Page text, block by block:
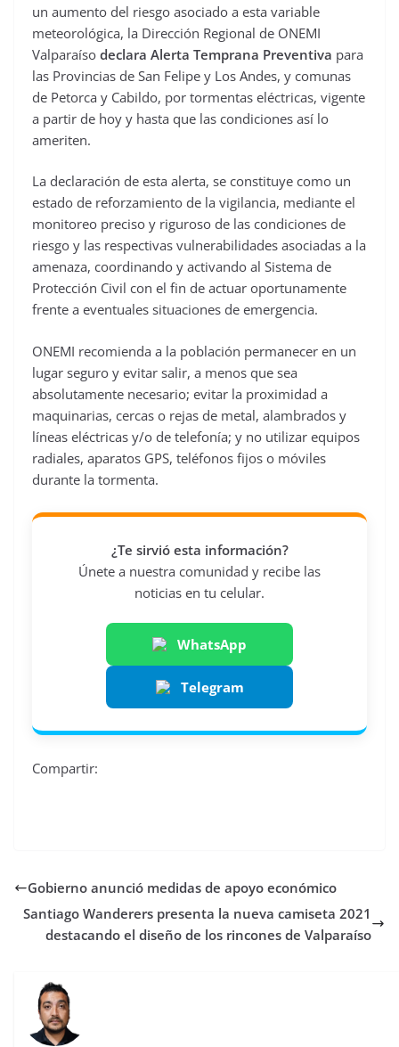
un aumento del riesgo asociado a esta variable
meteorológica, la Dirección Regional de ONEMI
Valparaíso declara Alerta Temprana Preventiva para
las Provincias de San Felipe y Los Andes, y comunas
de Petorca y Cabildo, por tormentas eléctricas, vigente
a partir de hoy y hasta que las condiciones así lo
ameriten.
La declaración de esta alerta, se constituye como un
estado de reforzamiento de la vigilancia, mediante el
monitoreo preciso y riguroso de las condiciones de
riesgo y las respectivas vulnerabilidades asociadas a la
amenaza, coordinando y activando al Sistema de
Protección Civil con el fin de actuar oportunamente
frente a eventuales situaciones de emergencia.
ONEMI recomienda a la población permanecer en un
lugar seguro y evitar salir, a menos que sea
absolutamente necesario; evitar la proximidad a
maquinarias, cercas o rejas de metal, alambrados y
líneas eléctricas y/o de telefonía; y no utilizar equipos
radiales, aparatos GPS, teléfonos fijos o móviles
durante la tormenta.
¿Te sirvió esta información?
Únete a nuestra comunidad y recibe las
noticias en tu celular.
WhatsApp
Telegram
Compartir:
Gobierno anunció medidas de apoyo económico
Santiago Wanderers presenta la nueva camiseta 2021
destacando el diseño de los rincones de Valparaíso